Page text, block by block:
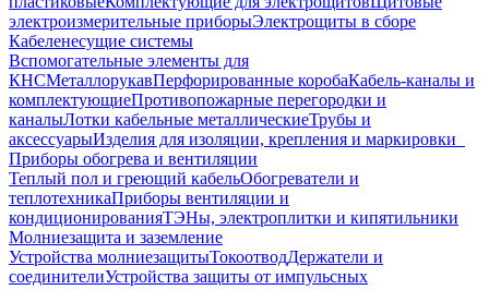
электроизмерительные приборыЭлектрощиты в сборе
Кабеленесущие системы
Вспомогательные элементы для
КНСМеталлорукавПерфорированные коробаКабель-каналы и
комплектующиеПротивопожарные перегородки и
каналыЛотки кабельные металлическиеТрубы и
аксессуарыИзделия для изоляции, крепления и маркировки
Приборы обогрева и вентиляции
Теплый пол и греющий кабельОбогреватели и
теплотехникаПриборы вентиляции и
кондиционированияТЭНы, электроплитки и кипятильники
Молниезащита и заземление
Устройства молниезащитыТокоотводДержатели и
соединителиУстройства защиты от импульсных